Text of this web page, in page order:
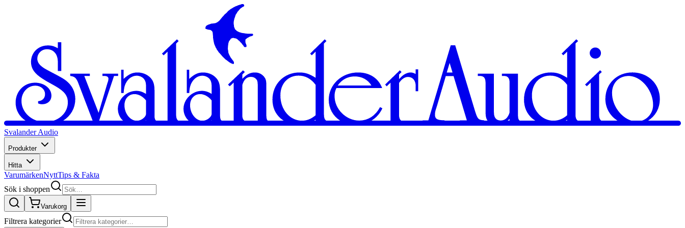
Svalander Audio
Produkter
Hitta
VarumärkenNyttTips & Fakta
Sök i shoppen
Varukorg
Filtrera kategorier